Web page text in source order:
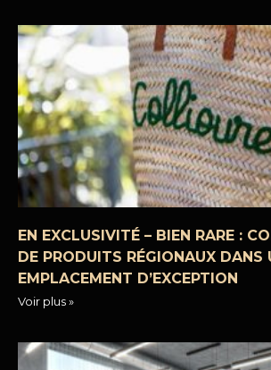
EN EXCLUSIVITÉ – BIEN RARE :
DE PRODUITS RÉGIONAUX DANS
EMPLACEMENT D’EXCEPTION
Voir plus »